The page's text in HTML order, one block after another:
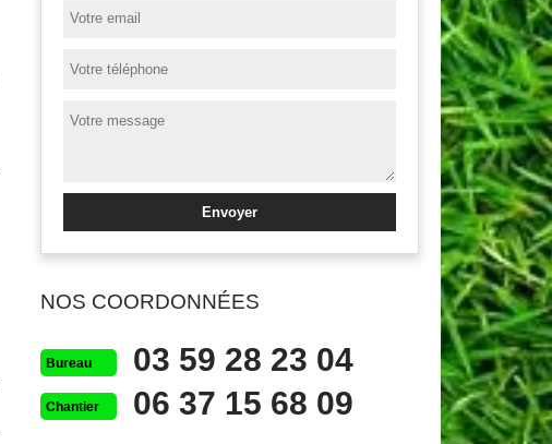
NOS COORDONNÉES
Bureau 03 59 28 23 04
Chantier 06 37 15 68 09